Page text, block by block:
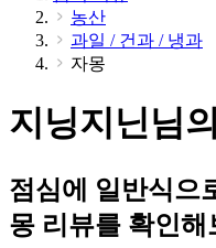
농산
과일 / 건과 / 냉과
자몽
지닝지닌님
점심에 일반식으
몽 리뷰를 확인해